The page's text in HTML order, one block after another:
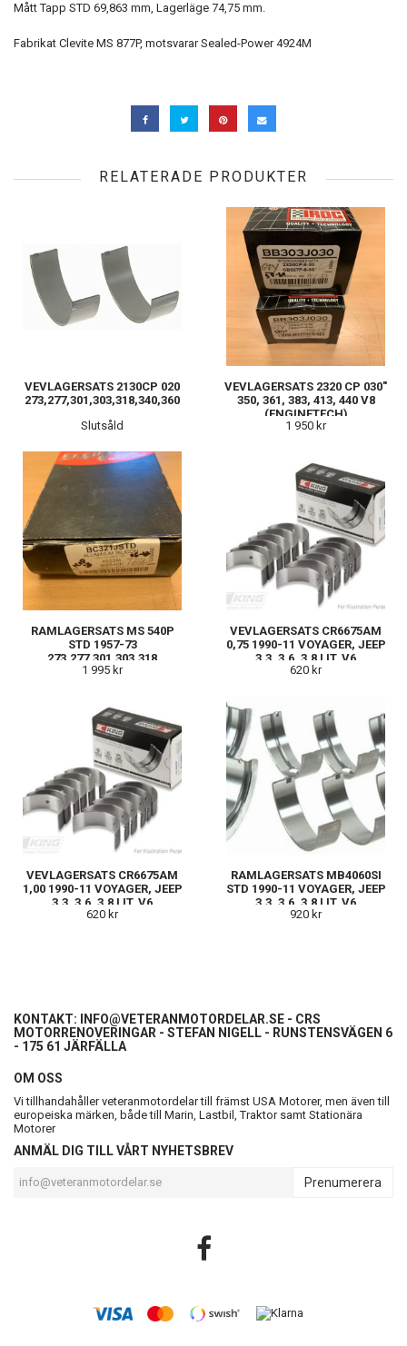
Mått Tapp STD 69,863 mm, Lagerläge 74,75 mm.
Fabrikat Clevite MS 877P, motsvarar Sealed-Power 4924M
RELATERADE PRODUKTER
VEVLAGERSATS 2130CP 020
273,277,301,303,318,340,360
Slutsåld
VEVLAGERSATS 2320 CP 030"
350, 361, 383, 413, 440 V8
(ENGINETECH)
1 950 kr
RAMLAGERSATS MS 540P
STD 1957-73
273,277,301,303,318
1 995 kr
VEVLAGERSATS CR6675AM
0,75 1990-11 VOYAGER, JEEP
3,3, 3,6, 3,8 LIT. V6
620 kr
VEVLAGERSATS CR6675AM
1,00 1990-11 VOYAGER, JEEP
3,3, 3,6, 3,8 LIT. V6
620 kr
RAMLAGERSATS MB4060SI
STD 1990-11 VOYAGER, JEEP
3,3, 3,6, 3,8 LIT. V6
920 kr
KONTAKT: INFO@VETERANMOTORDELAR.SE - CRS
MOTORRENOVERINGAR - STEFAN NIGELL - RUNSTENSVÄGEN 6
- 175 61 JÄRFÄLLA
OM OSS
Vi tillhandahåller veteranmotordelar till främst USA Motorer, men även till
europeiska märken, både till Marin, Lastbil, Traktor samt Stationära
Motorer
ANMÄL DIG TILL VÅRT NYHETSBREV
Prenumerera